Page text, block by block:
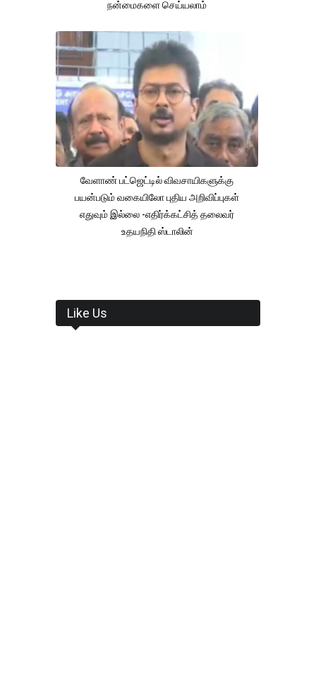
நன்மைகளை செய்யலாம்
வேளாண் பட்ஜெட்டில் விவசாயிகளுக்கு
பயன்படும் வகையிலோ புதிய அறிவிப்புகள்
எதுவும் இல்லை -எதிர்க்கட்சித் தலைவர்
உதயநிதி ஸ்டாலின்
Like Us